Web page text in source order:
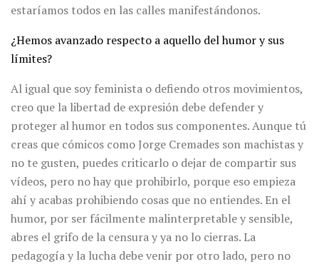
estaríamos todos en las calles manifestándonos.
¿Hemos avanzado respecto a aquello del humor y sus
límites?
Al igual que soy feminista o defiendo otros movimientos,
creo que la libertad de expresión debe defender y
proteger al humor en todos sus componentes. Aunque tú
creas que cómicos como Jorge Cremades son machistas y
no te gusten, puedes criticarlo o dejar de compartir sus
vídeos, pero no hay que prohibirlo, porque eso empieza
ahí y acabas prohibiendo cosas que no entiendes. En el
humor, por ser fácilmente malinterpretable y sensible,
abres el grifo de la censura y ya no lo cierras. La
pedagogía y la lucha debe venir por otro lado, pero no